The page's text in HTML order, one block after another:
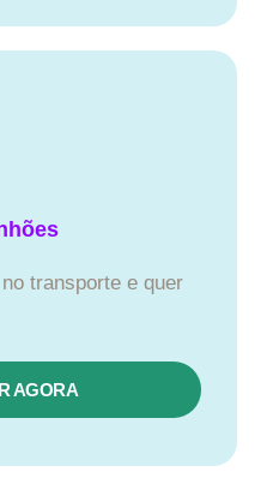
transporte e quer
AGORA